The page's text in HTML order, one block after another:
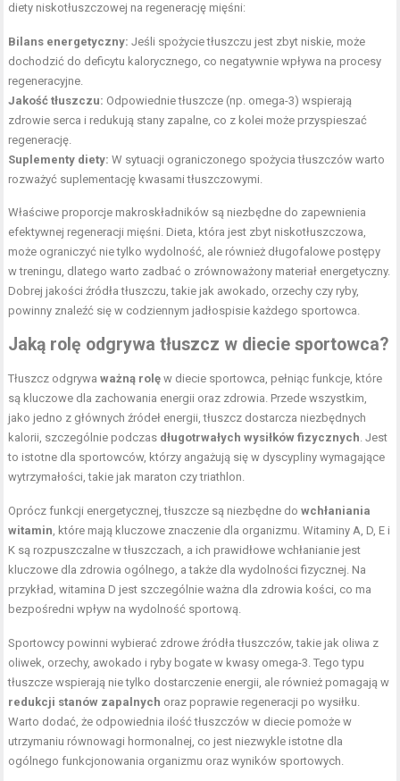
diety niskotłuszczowej na regenerację mięśni:
Bilans energetyczny: Jeśli spożycie tłuszczu jest zbyt niskie, może
dochodzić do deficytu kalorycznego, co negatywnie wpływa na procesy
regeneracyjne.
Jakość tłuszczu: Odpowiednie tłuszcze (np. omega-3) wspierają
zdrowie serca i redukują stany zapalne, co z kolei może przyspieszać
regenerację.
Suplementy diety: W sytuacji ograniczonego spożycia tłuszczów warto
rozważyć suplementację kwasami tłuszczowymi.
Właściwe proporcje makroskładników są niezbędne do zapewnienia
efektywnej regeneracji mięśni. Dieta, która jest zbyt niskotłuszczowa,
może ograniczyć nie tylko wydolność, ale również długofalowe postępy
w treningu, dlatego warto zadbać o zrównoważony materiał energetyczny.
Dobrej jakości źródła tłuszczu, takie jak awokado, orzechy czy ryby,
powinny znaleźć się w codziennym jadłospisie każdego sportowca.
Jaką rolę odgrywa tłuszcz w diecie sportowca?
Tłuszcz odgrywaważną rolę w diecie sportowca, pełniąc funkcje, które
są kluczowe dla zachowania energii oraz zdrowia. Przede wszystkim,
jako jedno z głównych źródeł energii, tłuszcz dostarcza niezbędnych
kalorii, szczególnie podczas długotrwałych wysiłków fizycznych. Jest
to istotne dla sportowców, którzy angażują się w dyscypliny wymagające
wytrzymałości, takie jak maraton czy triathlon.
Oprócz funkcji energetycznej, tłuszcze są niezbędne dowchłaniania
witamin, które mają kluczowe znaczenie dla organizmu. Witaminy A, D, E i
K są rozpuszczalne w tłuszczach, a ich prawidłowe wchłanianie jest
kluczowe dla zdrowia ogólnego, a także dla wydolności fizycznej. Na
przykład, witamina D jest szczególnie ważna dla zdrowia kości, co ma
bezpośredni wpływ na wydolność sportową.
Sportowcy powinni wybierać zdrowe źródła tłuszczów, takie jak oliwa z
oliwek, orzechy, awokado i ryby bogate w kwasy omega-3. Tego typu
tłuszcze wspierają nie tylko dostarczenie energii, ale również pomagają w
redukcji stanów zapalnych oraz poprawie regeneracji po wysiłku.
Warto dodać, że odpowiednia ilość tłuszczów w diecie pomoże w
utrzymaniu równowagi hormonalnej, co jest niezwykle istotne dla
ogólnego funkcjonowania organizmu oraz wyników sportowych.